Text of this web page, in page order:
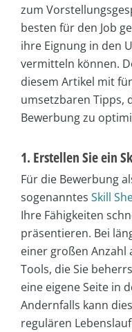
zum
besten für den Job
ihre Eignung in den
vermitteln können.
diesem Artikel mit
umsetzbaren Tipps,
Bewerbung zu
1. Erstellen Sie ein
Für die Bewerbung
sogenanntes Skill
Ihre Fähigkeiten
präsentieren. Bei
einer großen
Tools, die Sie
eine eigene Seite in
Andernfalls kann
regulären